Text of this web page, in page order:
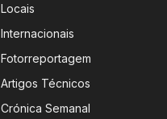
Locais
Internacionais
Fotorreportagem
Artigos Técnicos
Crónica Semanal